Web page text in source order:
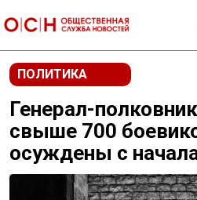
ПОЛИТИКА
Генерал-
свыше 700
осуждены с